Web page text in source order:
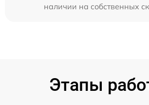
наличии на собственных
Этапы